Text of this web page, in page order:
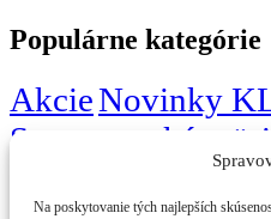
Na poskytovanie tých najlepších
Populárne kategórie
AkcieNovinky
Staromestská
Predajne